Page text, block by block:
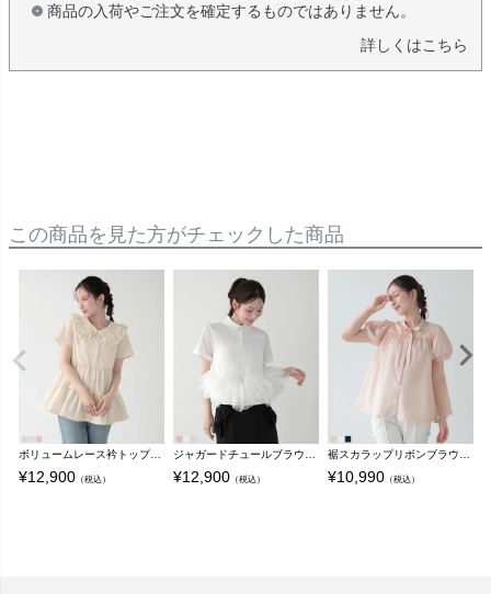
商品の入荷やご注文を確定するものではありません。
詳しくはこちら
この商品を見た方がチェックした商品
ボリュームレース衿トップス【宅配便】
¥12,900 （税込）
ジャガードチュールブラウス【宅配便】
¥12,900 （税込）
裾スカラップリボンブラウス 【宅配便】
¥10,990 （税込）